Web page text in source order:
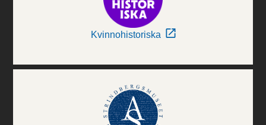
Kvinnohistoriska